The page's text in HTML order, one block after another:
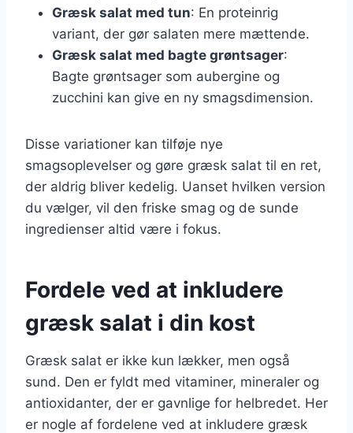
Græsk salat med tun: En proteinrig
variant, der gør salaten mere mættende.
Græsk salat med bagte grøntsager:
Bagte grøntsager som aubergine og
zucchini kan give en ny smagsdimension.
Disse variationer kan tilføje nye
smagsoplevelser og gøre græsk salat til en ret,
der aldrig bliver kedelig. Uanset hvilken version
du vælger, vil den friske smag og de sunde
ingredienser altid være i fokus.
Fordele ved at inkludere
græsk salat i din kost
Græsk salat er ikke kun lækker, men også
sund. Den er fyldt med vitaminer, mineraler og
antioxidanter, der er gavnlige for helbredet. Her
er nogle af fordelene ved at inkludere græsk